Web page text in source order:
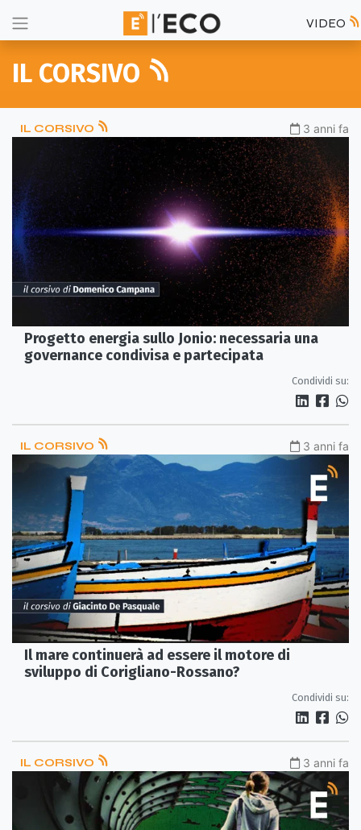
VIDEO
IL CORSIVO
IL CORSIVO 3 anni fa
Progetto energia sullo Jonio: necessaria una
governance condivisa e partecipata
Condividi su:
IL CORSIVO 3 anni fa
Il mare continuerà ad essere il motore di
sviluppo di Corigliano-Rossano?
Condividi su:
IL CORSIVO 3 anni fa